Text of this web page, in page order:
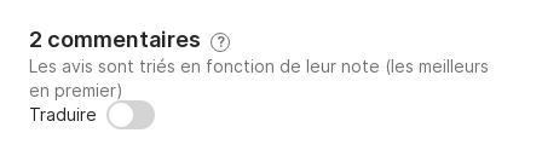
2 commentaires ?
Les avis sont triés en fonction de leur note (les meilleurs
en premier)
Traduire